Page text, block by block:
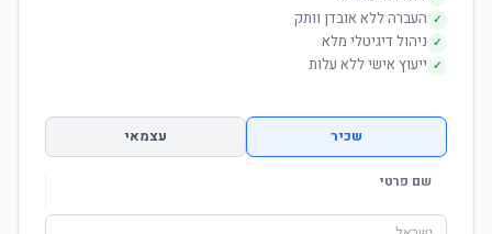
✓ העברה ללא אובדן וותק
✓ ניהול דיגיטלי מלא
✓ ייעוץ אישי ללא עלות
שכיר עצמאי
שם פרטי